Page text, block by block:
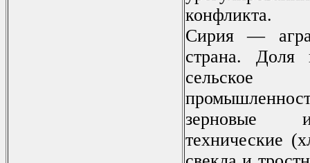
конфликта.
Сирия —
страна.
сельское
зерновые
технические